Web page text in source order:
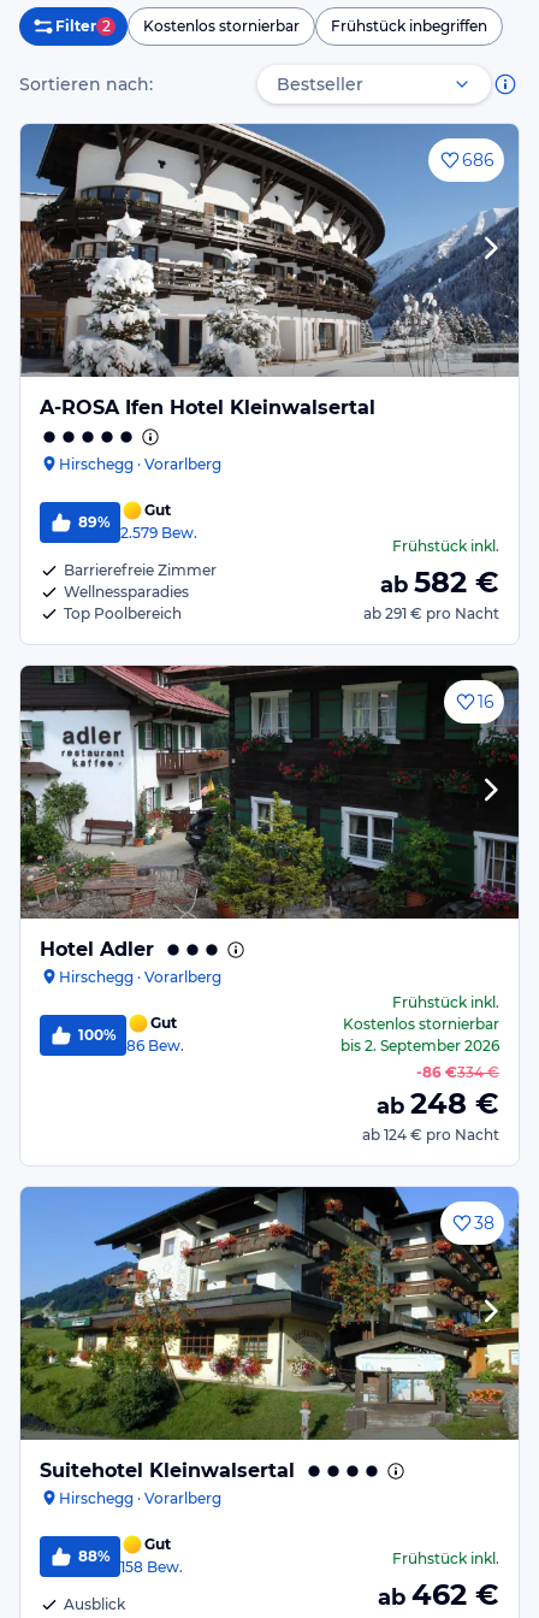
Filter 2 Kostenlos stornierbar Frühstück inbegriffen
Sortieren nach:
686
A-ROSA Ifen Hotel Kleinwalsertal
Hirschegg · Vorarlberg
89%
Gut
2.579 Bew.
Barrierefreie Zimmer
Wellnessparadies
Top Poolbereich
Frühstückinkl.
ab 582 €
ab 291 € pro Nacht
16
Hotel Adler
Hirschegg · Vorarlberg
100%
Gut
86 Bew.
Frühstückinkl.
Kostenlos stornierbar
bis 2. September 2026
-86 €334 €
ab 248 €
ab 124 € pro Nacht
38
Suitehotel Kleinwalsertal
Hirschegg · Vorarlberg
88%
Gut
158 Bew.
Ausblick
Frühstückinkl.
ab 462 €